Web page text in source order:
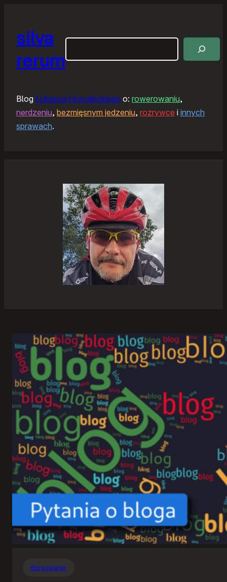
silva
rerum
Blog Łukasza Horodeckiego o: rowerowaniu,
nerdzeniu, bezmięsnym jedzeniu, rozrywce i innych
sprawach.
Blogowanie